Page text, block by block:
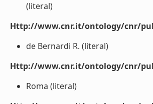
(literal)
Http://www.cnr.it/ontology/cnr/
de Bernardi R. (literal)
Http://www.cnr.it/ontology/cnr/
Roma (literal)